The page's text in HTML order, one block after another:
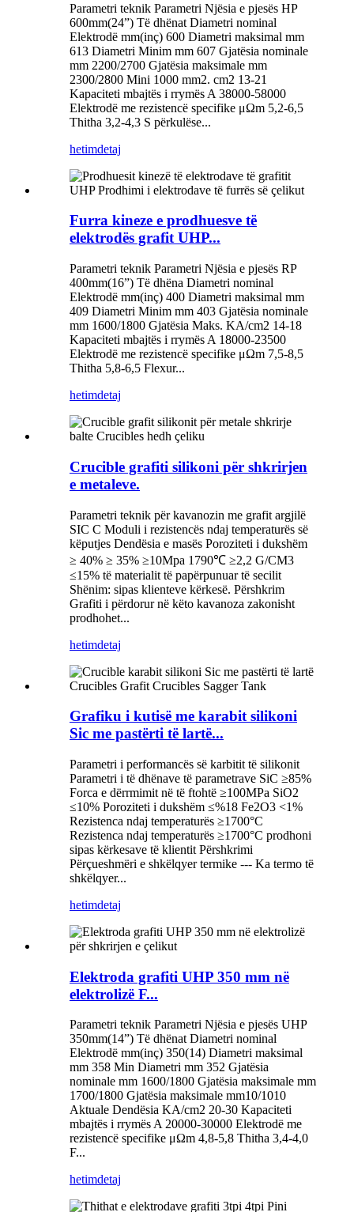
Parametri teknik Parametri Njësia e pjesës HP
600mm(24”) Të dhënat Diametri nominal
Elektrodë mm(inç) 600 Diametri maksimal mm
613 Diametri Minim mm 607 Gjatësia nominale
mm 2200/2700 Gjatësia maksimale mm
2300/2800 Mini 1000 mm2. cm2 13-21
Kapaciteti mbajtës i rrymës A 38000-58000
Elektrodë me rezistencë specifike μΩm 5,2-6,5
Thitha 3,2-4,3 S përkulëse...
hetimdetaj
Furra kineze e prodhuesve të
elektrodës grafit UHP...
Parametri teknik Parametri Njësia e pjesës RP
400mm(16”) Të dhëna Diametri nominal
Elektrodë mm(inç) 400 Diametri maksimal mm
409 Diametri Minim mm 403 Gjatësia nominale
mm 1600/1800 Gjatësia Maks. KA/cm2 14-18
Kapaciteti mbajtës i rrymës A 18000-23500
Elektrodë me rezistencë specifike μΩm 7,5-8,5
Thitha 5,8-6,5 Flexur...
hetimdetaj
Crucible grafiti silikoni për shkrirjen
e metaleve.
Parametri teknik për kavanozin me grafit argjilë
SIC C Moduli i rezistencës ndaj temperaturës së
këputjes Dendësia e masës Poroziteti i dukshëm
≥ 40% ≥ 35% ≥10Mpa 1790℃ ≥2,2 G/CM3
≤15% të materialit të papërpunuar të secilit
Shënim: sipas klienteve kërkesë. Përshkrim
Grafiti i përdorur në këto kavanoza zakonisht
prodhohet...
hetimdetaj
Grafiku i kutisë me karabit silikoni
Sic me pastërti të lartë...
Parametri i performancës së karbitit të silikonit
Parametri i të dhënave të parametrave SiC ≥85%
Forca e dërrmimit në të ftohtë ≥100MPa SiO2
≤10% Poroziteti i dukshëm ≤%18 Fe2O3 <1%
Rezistenca ndaj temperaturës ≥1700°C
Rezistenca ndaj temperaturës ≥1700°C prodhoni
sipas kërkesave të klientit Përshkrimi
Përçueshmëri e shkëlqyer termike --- Ka termo të
shkëlqyer...
hetimdetaj
Elektroda grafiti UHP 350 mm në
elektrolizë F...
Parametri teknik Parametri Njësia e pjesës UHP
350mm(14”) Të dhënat Diametri nominal
Elektrodë mm(inç) 350(14) Diametri maksimal
mm 358 Min Diametri mm 352 Gjatësia
nominale mm 1600/1800 Gjatësia maksimale mm
1700/1800 Gjatësia maksimale mm10/1010
Aktuale Dendësia KA/cm2 20-30 Kapaciteti
mbajtës i rrymës A 20000-30000 Elektrodë me
rezistencë specifike μΩm 4,8-5,8 Thitha 3,4-4,0
F...
hetimdetaj